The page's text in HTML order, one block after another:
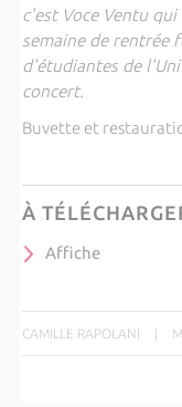
c'est Voce Ventu
semaine de rentrée
d'étudiantes de
concert.
Buvette et
À
Affiche
CAMILLE RAPOLANI |